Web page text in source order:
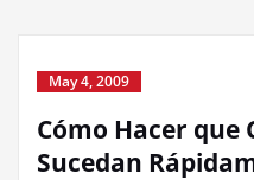
May 4, 2009
Cómo Hacer que
Sucedan